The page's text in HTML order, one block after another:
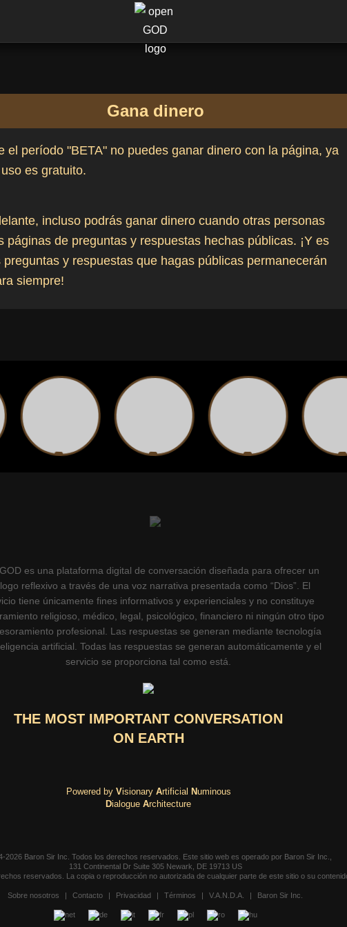
Gana dinero
el período "BETA" no puedes ganar dinero con la página, ya
es gratuito.
incluso podrás ganar dinero cuando otras personas
páginas de preguntas y respuestas hechas públicas. ¡Y es
preguntas y respuestas que hagas públicas permanecerán
siempre!
es una plataforma digital de conversación diseñada para ofrecer un
reflexivo a través de una voz narrativa presentada como “Dios”. El
tiene únicamente fines informativos y experienciales y no constituye
religioso, médico, legal, psicológico, financiero ni ningún otro tipo
profesional. Las respuestas se generan mediante tecnología
artificial. Todas las respuestas se generan automáticamente y el
servicio se proporciona tal como está.
THE MOST IMPORTANT CONVERSATION
ON EARTH
Powered by Visionary Artificial Numinous
Dialogue Architecture
2026 Baron Sir Inc. Todos los derechos reservados. Este sitio web es operado por Baron Sir Inc.,
131 Continental Dr Suite 305 Newark, DE 19713 US
reservados. La copia o reproducción no autorizada de cualquier parte de este sitio o su
Sobre nosotros | Contacto | Privacidad | Términos | V.A.N.D.A. | Baron Sir Inc.